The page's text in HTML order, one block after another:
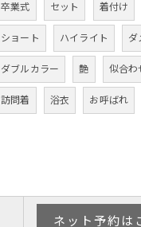
卒業式 セット 着付け
ショート ハイライト ダ
ダブルカラー 艶 似合わ
訪問着 浴衣 お呼ばれ
ネット予約は